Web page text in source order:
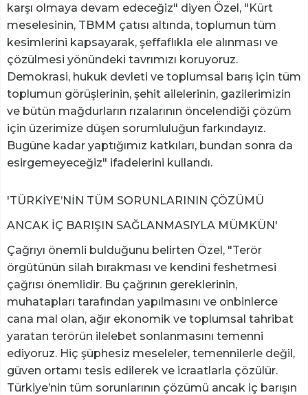
karşı olmaya devam edeceğiz" diyen Özel, "Kürt
meselesinin, TBMM çatısı altında, toplumun tüm
kesimlerini kapsayarak, şeffaflıkla ele alınması ve
çözülmesi yönündeki tavrımızı koruyoruz.
Demokrasi, hukuk devleti ve toplumsal barış için tüm
toplumun görüşlerinin, şehit ailelerinin, gazilerimizin
ve bütün mağdurların rızalarının öncelendiği çözüm
için üzerimize düşen sorumluluğun farkındayız.
Bugüne kadar yaptığımız katkıları, bundan sonra da
esirgemeyeceğiz" ifadelerini kullandı.
'TÜRKİYE’NİN TÜM SORUNLARININ ÇÖZÜMÜ
ANCAK İÇ BARIŞIN SAĞLANMASIYLA MÜMKÜN'
Çağrıyı önemli bulduğunu belirten Özel, "Terör
örgütünün silah bırakması ve kendini feshetmesi
çağrısı önemlidir. Bu çağrının gereklerinin,
muhatapları tarafından yapılmasını ve onbinlerce
cana mal olan, ağır ekonomik ve toplumsal tahribat
yaratan terörün ilelebet sonlanmasını temenni
ediyoruz. Hiç şüphesiz meseleler, temennilerle değil,
güven ortamı tesis edilerek ve icraatlarla çözülür.
Türkiye’nin tüm sorunlarının çözümü ancak iç barışın